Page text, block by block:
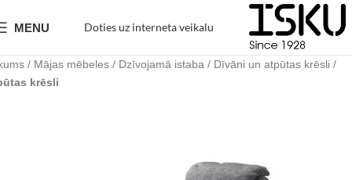
MENU Doties uz interneta veikalu
Mājas mēbeles Dzīvojamā istaba
Dīvāni un atpūtas krēsli
krēsli